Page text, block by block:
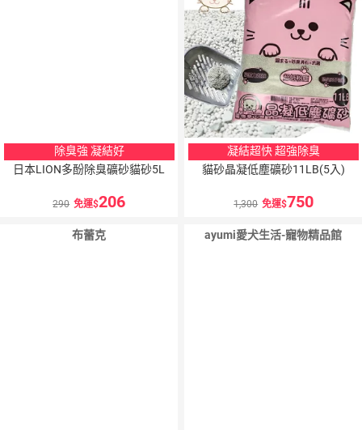
除臭強 凝結好
日本LION多酚除臭礦砂貓砂5L
290 免運 206
凝結超快 超強除臭
貓砂晶凝低塵礦砂11LB(5入)
1,300 免運 750
布蕾克 ayumi愛犬生活-寵物精品館